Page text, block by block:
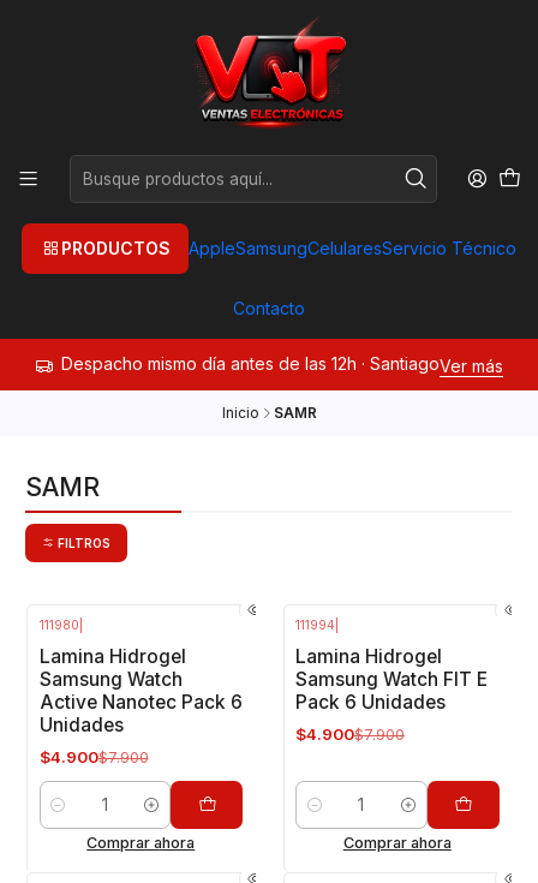
PRODUCTOS AppleSamsungCelularesServicio Técnico
Contacto
Despacho mismo día antes de las 12h · SantiagoVer más
Inicio SAMR
SAMR
FILTROS
111980
Lamina Hidrogel
Samsung Watch
Active Nanotec Pack 6
Unidades
$4.900$7.900
Cantidad
Comprar ahora
111994
Lamina Hidrogel
Samsung Watch FIT E
Pack 6 Unidades
$4.900$7.900
Cantidad
Comprar ahora